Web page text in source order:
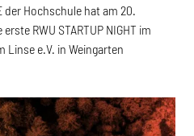
der Hochschule hat am 20.
RWU STARTUP NIGHT im
Linse e.V. in Weingarten